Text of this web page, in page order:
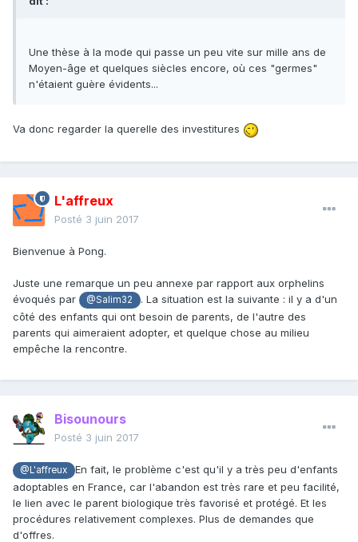
Une thèse à la mode qui passe un peu vite sur mille ans de
Moyen-âge et quelques siècles encore, où ces "germes"
n'étaient guère évidents...
Va donc regarder la querelle des investitures
L'affreux
Posté 3 juin 2017
Bienvenue à Pong.
Juste une remarque un peu annexe par rapport aux orphelins
évoqués par
@Salim32
. La situation est la suivante : il y a d'un
côté des enfants qui ont besoin de parents, de l'autre des
parents qui aimeraient adopter, et quelque chose au milieu
empêche la rencontre.
Bisounours
Posté 3 juin 2017
@L'affreux
En fait, le problème c'est qu'il y a très peu d'enfants
adoptables en France, car l'abandon est très rare et peu facilité,
le lien avec le parent biologique très favorisé et protégé. Et les
procédures relativement complexes. Plus de demandes que
d'offres.